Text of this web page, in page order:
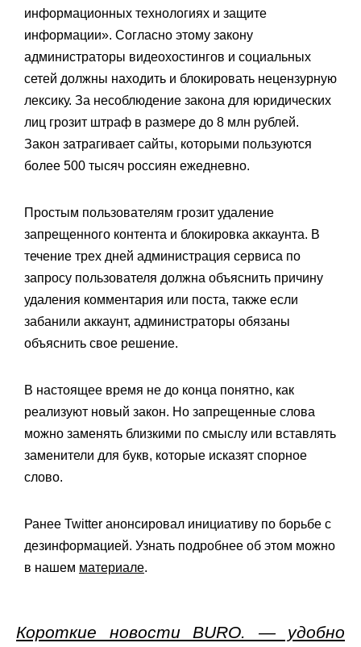
информационных технологиях и защите
информации». Согласно этому закону
администраторы видеохостингов и социальных
сетей должны находить и блокировать нецензурную
лексику. За несоблюдение закона для юридических
лиц грозит штраф в размере до 8 млн рублей.
Закон затрагивает сайты, которыми пользуются
более 500 тысяч россиян ежедневно.
Простым пользователям грозит удаление
запрещенного контента и блокировка аккаунта. В
течение трех дней администрация сервиса по
запросу пользователя должна объяснить причину
удаления комментария или поста, также если
забанили аккаунт, администраторы обязаны
объяснить свое решение.
В настоящее время не до конца понятно, как
реализуют новый закон. Но запрещенные слова
можно заменять близкими по смыслу или вставлять
заменители для букв, которые исказят спорное
слово.
Ранее Twitter анонсировал инициативу по борьбе с
дезинформацией. Узнать подробнее об этом можно
в нашем материале.
Короткие новости BURO. — удобно